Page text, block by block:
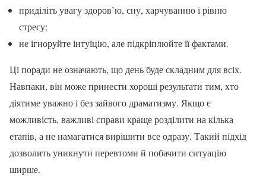
приділіть увагу здоров’ю, сну, харчуванню і рівню
стресу;
не ігноруйте інтуїцію, але підкріплюйте її фактами.
Ці поради не означають, що день буде складним для всіх.
Навпаки, він може принести хороші результати тим, хто
діятиме уважно і без зайвого драматизму. Якщо є
можливість, важливі справи краще розділити на кілька
етапів, а не намагатися вирішити все одразу. Такий підхід
дозволить уникнути перевтоми й побачити ситуацію
ширше.